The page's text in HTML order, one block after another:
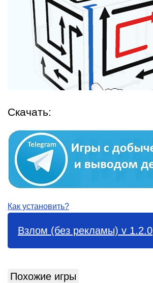
Скачать:
Как установить?
Взлом (без рекламы) v 1.2.0
Похожие игры